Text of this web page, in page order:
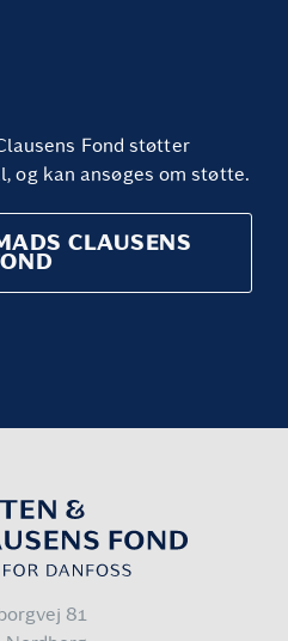
Fond støtter
og kan ansøges om støtte.
CLAUSENS
81